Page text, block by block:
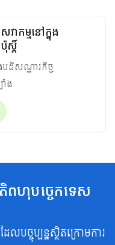
េវាកម្មនៅក្នុង
ស្តិ៍
ដិសណ្ឋារកិច្ច
ង
ពហុបច្ចេកទេស
លបច្ចុប្បន្នស្ថិតក្រោមការ